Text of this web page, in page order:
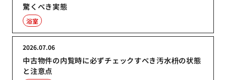
驚くべき実態
浴室
中古物件の内覧時に必ずチェックすべき汚水枡の状態
と注意点
2026.07.06